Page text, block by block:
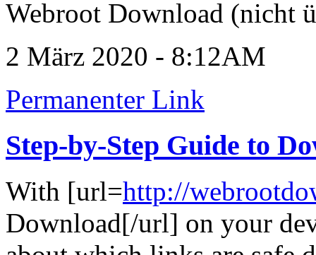
Webroot Download (nicht
2 März 2020 - 8:12AM
Permanenter Link
Step-by-Step Guide to
With [url=http://
Download[/url] on your